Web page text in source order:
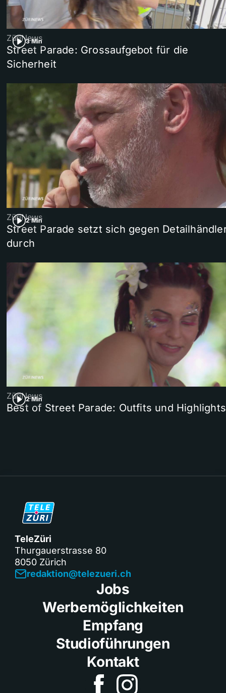
3 Min
ZüriNews
Street Parade: Grossaufgebot für die
Sicherheit
2 Min
ZüriNews
Street Parade setzt sich gegen
durch
2 Min
ZüriNews
Best of Street Parade: Outfits und Highlights
TeleZüri
Thurgauerstrasse 80
8050 Zürich
redaktion@telezueri.ch
Jobs
Werbemöglichkeiten
Empfang
Studioführungen
Kontakt